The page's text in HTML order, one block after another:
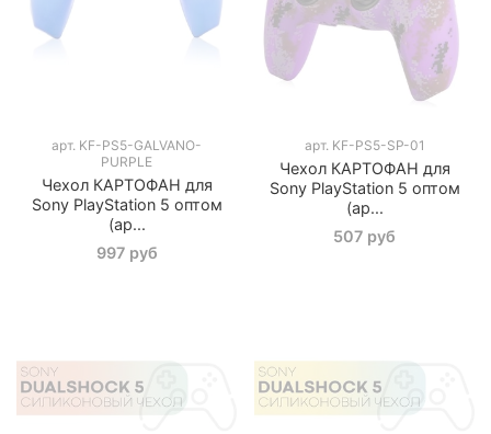
арт. KF-PS5-GALVANO-
PURPLE
Чехол КАРТОФАН для
Sony PlayStation 5 оптом
(ар...
997 руб
арт. KF-PS5-SP-01
Чехол КАРТОФАН для
Sony PlayStation 5 оптом
(ар...
507 руб